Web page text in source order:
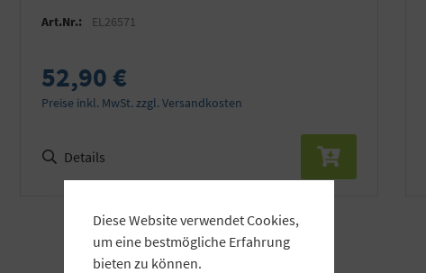
Art.Nr.: EL26571
52,90 €
Preise inkl. MwSt. zzgl. Versandkosten
Details
Diese Website verwendet Cookies,
um eine bestmögliche Erfahrung
bieten zu können.